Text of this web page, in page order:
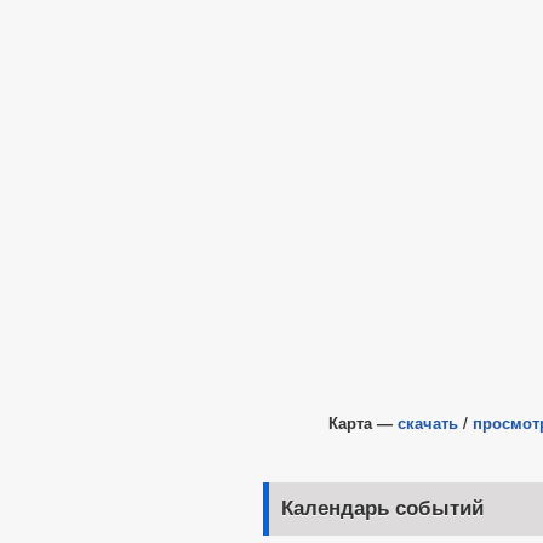
Карта — скачать /
Календарь событий